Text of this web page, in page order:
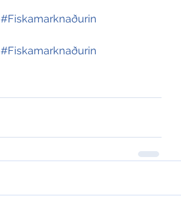
#Fiskamarknaðurin
#Fiskamarknaðurin